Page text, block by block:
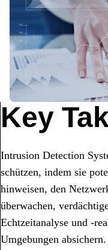
Key
Intrusion Detection
schützen, indem sie
hinweisen, den
überwachen,
Echtzeitanalyse und -
Umgebungen absichern.